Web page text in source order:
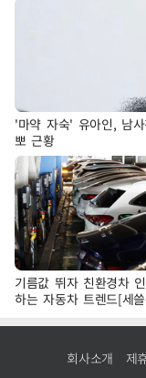
'마약 자숙' 유아인, 남
뽀 근황
기름값 뛰자 친환경차
하는 자동차 트렌드[세
회사소개 제